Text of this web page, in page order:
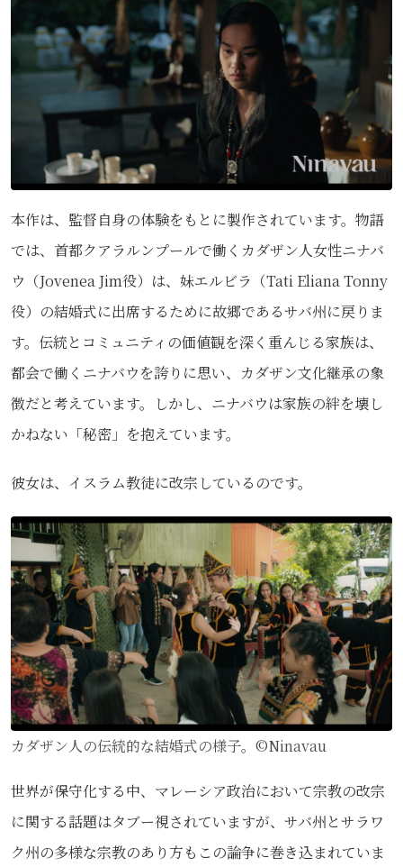
本作は、監督自身の体験をもとに製作されています。物語
では、首都クアラルンプールで働くカダザン人女性ニナバ
ウ（Jovenea Jim役）は、妹エルビラ（Tati Eliana Tonny
役）の結婚式に出席するために故郷であるサバ州に戻りま
す。伝統とコミュニティの価値観を深く重んじる家族は、
都会で働くニナバウを誇りに思い、カダザン文化継承の象
徴だと考えています。しかし、ニナバウは家族の絆を壊し
かねない「秘密」を抱えています。
彼女は、イスラム教徒に改宗しているのです。
カダザン人の伝統的な結婚式の様子。©Ninavau
世界が保守化する中、マレーシア政治において宗教の改宗
に関する話題はタブー視されていますが、サバ州とサラワ
ク州の多様な宗教のあり方もこの論争に巻き込まれていま